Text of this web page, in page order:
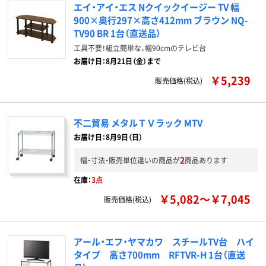
エイ・アイ・エス Nクイックイージー TV 幅
900×奥行297×高さ412mm ブラウン NQ-
TV90 BR 1台（直送品）
工具不要！組立簡単な、幅90cmのテレビ台
お届け日：8月21日（金）まで
販売価格(税込)
￥5,239
不二貿易 メタルＴＶラック MTV
お届け日：8月9日（日）
幅・寸法・販売単位違いの商品が2商品あります
在庫：3点
販売価格(税込)
￥5,082～￥7,045
アール・エフ・ヤマカワ スチールTV台 ハイ
タイプ 高さ700mm RFTVR-H 1台（直送